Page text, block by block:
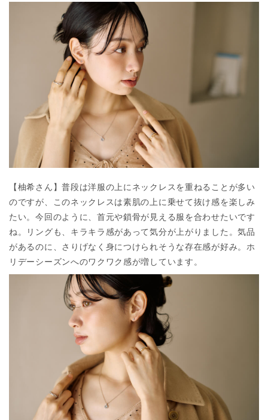
【柚希さん】普段は洋服の上にネックレスを重ねることが多い
のですが、このネックレスは素肌の上に乗せて抜け感を楽しみ
たい。今回のように、首元や鎖骨が見える服を合わせたいです
ね。リングも、キラキラ感があって気分が上がりました。気品
があるのに、さりげなく身につけられそうな存在感が好み。ホ
リデーシーズンへのワクワク感が増しています。